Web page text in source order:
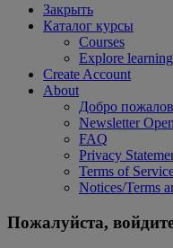
Закрыть
Каталог курсы
Courses
Explore
Create Account
About
Добро
Newsletter
FAQ
Privacy
Terms of
Notices/Terms
Пожалуйста,